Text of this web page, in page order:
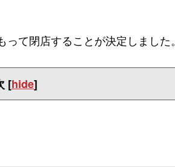
て閉店することが決定しました。
[hide]